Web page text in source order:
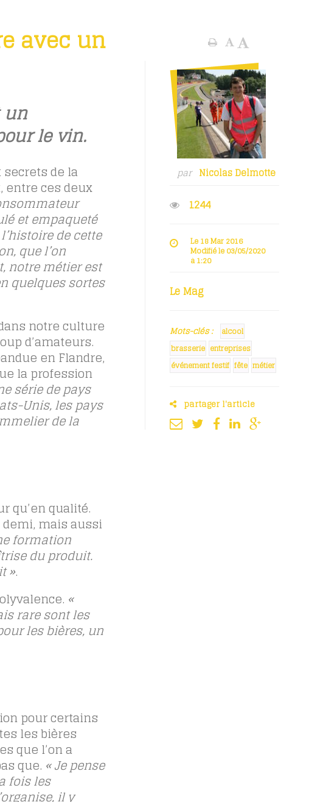
avec un
un
le vin.
de la
entre ces deux
et empaqueté
de cette
que l’on
notre métier est
quelques sortes
notre culture
d’amateurs.
en Flandre,
la profession
série de pays
Unis, les pays
de la
qu’en qualité.
mais aussi
formation
du produit.
».
«
rare sont les
les bières, un
pour certains
les bières
que l’on a
que. « Je pense
fois les
il y
par Nicolas Delmotte
1244
Le 18 Mar 2016
Modifié le 03/05/2020
à 1:20
Le Mag
Mots-clés :
alcool
brasserie entreprises
événement festif fête métier
partager l'article